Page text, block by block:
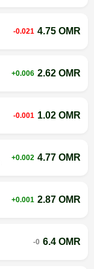
-0.021 4.75 OMR
+0.006 2.62 OMR
-0.001 1.02 OMR
+0.002 4.77 OMR
+0.001 2.87 OMR
-0 6.4 OMR